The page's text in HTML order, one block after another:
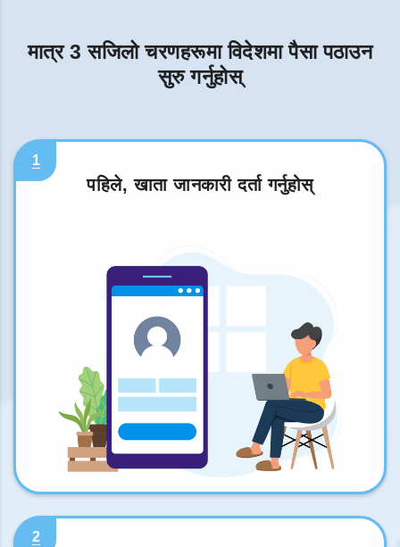
मात्र 3 सजिलो चरणहरूमा विदेशमा पैसा पठाउन
सुरु गर्नुहोस्
1
पहिले, खाता जानकारी दर्ता गर्नुहोस्
2